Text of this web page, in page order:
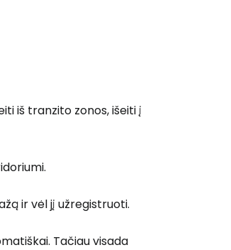
iš tranzito zonos, išeiti į
ir vėl jį užregistruoti.
Tačiau visada